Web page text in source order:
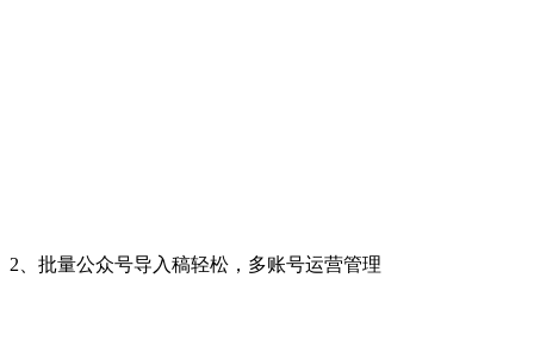
2、批量公众号导入稿轻松，多账号运营管理